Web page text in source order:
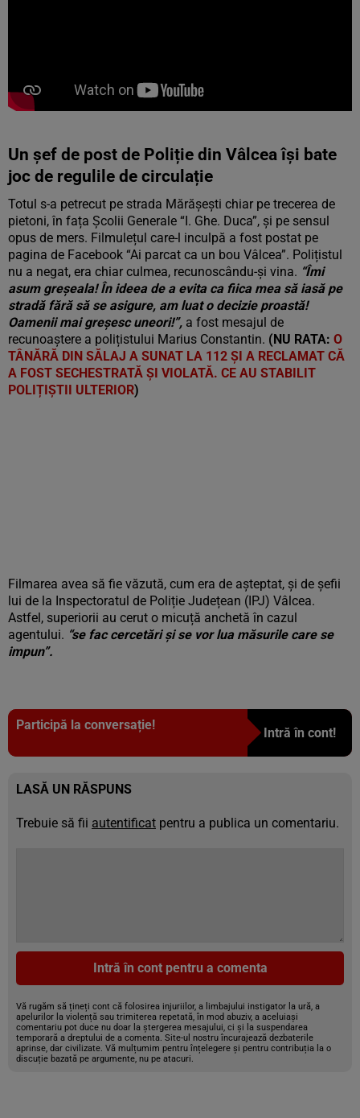
Un șef de post de Poliție din Vâlcea își bate
joc de regulile de circulație
Totul s-a petrecut pe strada Mărășești chiar pe trecerea de
pietoni, în fața Școlii Generale “I. Ghe. Duca”, și pe sensul
opus de mers. Filmulețul care-l inculpă a fost postat pe
pagina de Facebook “Ai parcat ca un bou Vâlcea”. Polițistul
nu a negat, era chiar culmea, recunoscându-și vina. “Îmi
asum greșeala! În ideea de a evita ca fiica mea să iasă pe
stradă fără să se asigure, am luat o decizie proastă!
Oamenii mai greșesc uneori!”, a fost mesajul de
recunoaștere a polițistului Marius Constantin. (NU RATA: O
TÂNĂRĂ DIN SĂLAJ A SUNAT LA 112 ȘI A RECLAMAT CĂ
A FOST SECHESTRATĂ ȘI VIOLATĂ. CE AU STABILIT
POLIȚIȘTII ULTERIOR)
Filmarea avea să fie văzută, cum era de așteptat, și de șefii
lui de la Inspectoratul de Poliție Județean (IPJ) Vâlcea.
Astfel, superiorii au cerut o micuță anchetă în cazul
agentului. “se fac cercetări și se vor lua măsurile care se
impun”.
Participă la conversație!
Intră în cont!
LASĂ UN RĂSPUNS
Trebuie să fii autentificat pentru a publica un comentariu.
Intră în cont pentru a comenta
Vă rugăm să țineți cont că folosirea injuriilor, a limbajului instigator la ură, a
apelurilor la violență sau trimiterea repetată, în mod abuziv, a aceluiași
comentariu pot duce nu doar la ștergerea mesajului, ci și la suspendarea
temporară a dreptului de a comenta. Site-ul nostru încurajează dezbaterile
aprinse, dar civilizate. Vă mulțumim pentru înțelegere și pentru contribuția la o
discuție bazată pe argumente, nu pe atacuri.